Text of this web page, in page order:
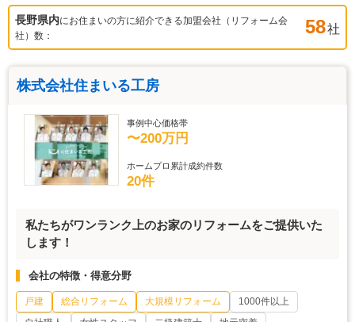
長野県内にお住まいの方に紹介できる加盟会社（リフォーム会
社）数：
58社
株式会社住まいる工房
事例中心価格帯
〜200万円
ホームプロ累計成約件数
20件
私たちがワンランク上のお家のリフォームをご提供いた
します！
会社の特徴・得意分野
戸建 総合リフォーム 大規模リフォーム
1000件以上